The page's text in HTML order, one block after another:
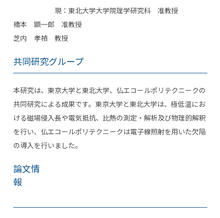
現：東北大学大学院理学研究科 准教授
橋本 顕一郎 准教授
芝内 孝禎 教授
共同研究グループ
本研究は、東京大学と東北大学、仏エコールポリテクニークの
共同研究による成果です。東京大学と東北大学は、極低温にお
ける磁場侵入長や電気抵抗、比熱の測定・解析及び物理的解釈
を行い、仏エコールポリテクニークは電子線照射を用いた欠陥
の導入を行いました。
論文情
報